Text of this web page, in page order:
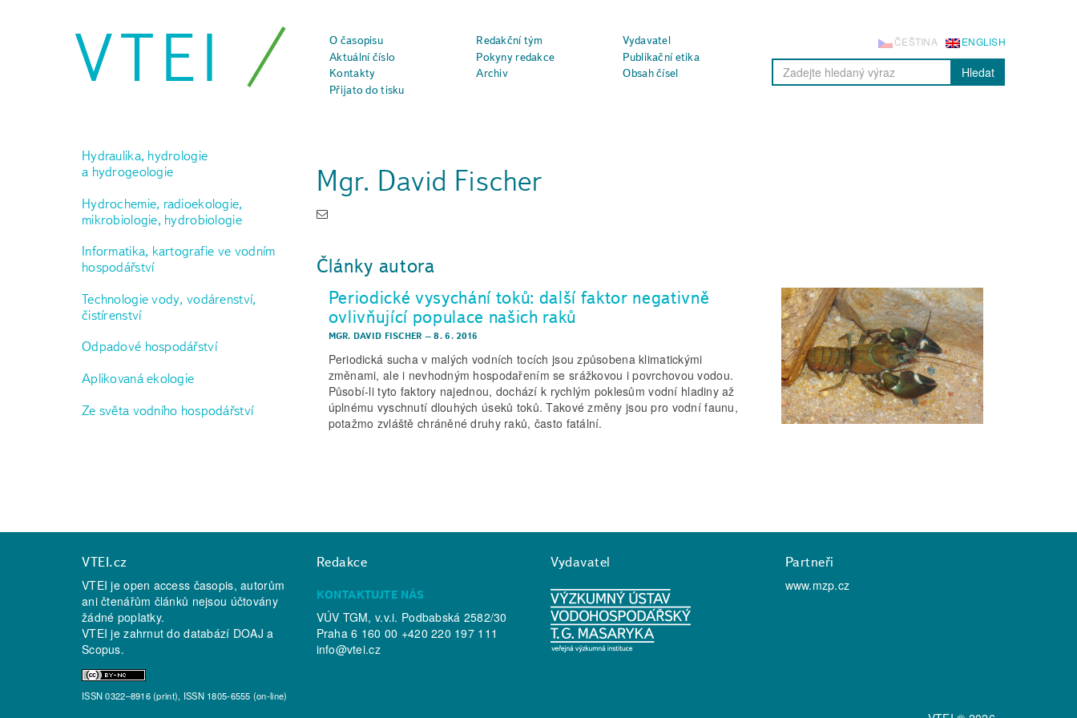
VTEI O časopisu Redakční tým
Vydavatel
Aktuální číslo
Pokyny redakce
Publikační etika
Kontakty
Archiv
Obsah čísel
Přijato do tisku
ENGLISH
ČEŠTINA
Hledat
Hydraulika, hydrologie
a hydrogeologie
Hydrochemie, radioekologie,
mikrobiologie, hydrobiologie
Informatika, kartografie ve vodním
hospodářství
Technologie vody, vodárenství,
čistírenství
Odpadové hospodářství
Aplikovaná ekologie
Ze světa vodního hospodářství
Mgr. David Fischer
Články autora
Periodické vysychání toků: další faktor negativně
ovlivňující populace našich raků
MGR. DAVID FISCHER –8. 6. 2016
Periodická sucha v malých vodních tocích jsou způsobena klimatickými
změnami, ale i nevhodným hospodařením se srážkovou i povrchovou vodou.
Působí­­­‑li tyto faktory najednou, dochází k rychlým poklesům vodní hladiny až
úplnému vyschnutí dlouhých úseků toků. Takové změny jsou pro vodní faunu,
potažmo zvláště chráněné druhy raků, často fatální.
VTEI.cz
VTEI je open access časopis, autorům
ani čtenářům článků nejsou účtovány
žádné poplatky.
VTEI je zahrnut do databází DOAJ a
Scopus.
ISSN 0322–8916 (print), ISSN 1805-6555 (on-line)
Redakce
KONTAKTUJTE NÁS
VÚV TGM, v.v.i. Podbabská 2582/30
Praha 6 160 00 +420 220 197 111
info@vtei.cz
Vydavatel
Partneři
www.mzp.cz